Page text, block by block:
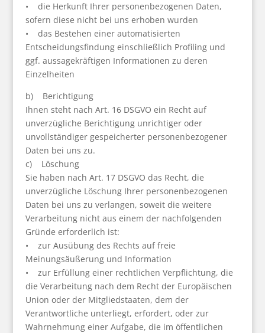
• die Herkunft Ihrer personenbezogenen Daten,
sofern diese nicht bei uns erhoben wurden
• das Bestehen einer automatisierten
Entscheidungsfindung einschließlich Profiling und
ggf. aussagekräftigen Informationen zu deren
Einzelheiten
b) Berichtigung
Ihnen steht nach Art. 16 DSGVO ein Recht auf
unverzügliche Berichtigung unrichtiger oder
unvollständiger gespeicherter personenbezogener
Daten bei uns zu.
c) Löschung
Sie haben nach Art. 17 DSGVO das Recht, die
unverzügliche Löschung Ihrer personenbezogenen
Daten bei uns zu verlangen, soweit die weitere
Verarbeitung nicht aus einem der nachfolgenden
Gründe erforderlich ist:
• zur Ausübung des Rechts auf freie
Meinungsäußerung und Information
• zur Erfüllung einer rechtlichen Verpflichtung, die
die Verarbeitung nach dem Recht der Europäischen
Union oder der Mitgliedstaaten, dem der
Verantwortliche unterliegt, erfordert, oder zur
Wahrnehmung einer Aufgabe, die im öffentlichen